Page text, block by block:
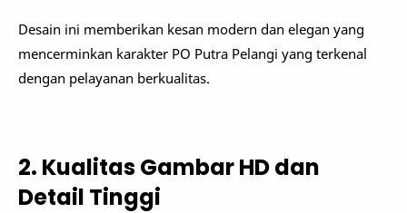
Desain ini memberikan kesan modern dan elegan yang
mencerminkan karakter PO Putra Pelangi yang terkenal
dengan pelayanan berkualitas.
2. Kualitas Gambar HD dan
Detail Tinggi